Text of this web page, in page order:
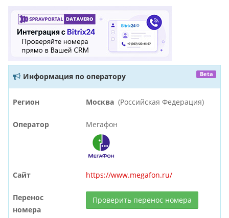
Информация по оператору Beta
Регион Москва (Российская Федерация)
Оператор Мегафон
Сайт https://www.megafon.ru/
Перенос
номера
Проверить перенос номера